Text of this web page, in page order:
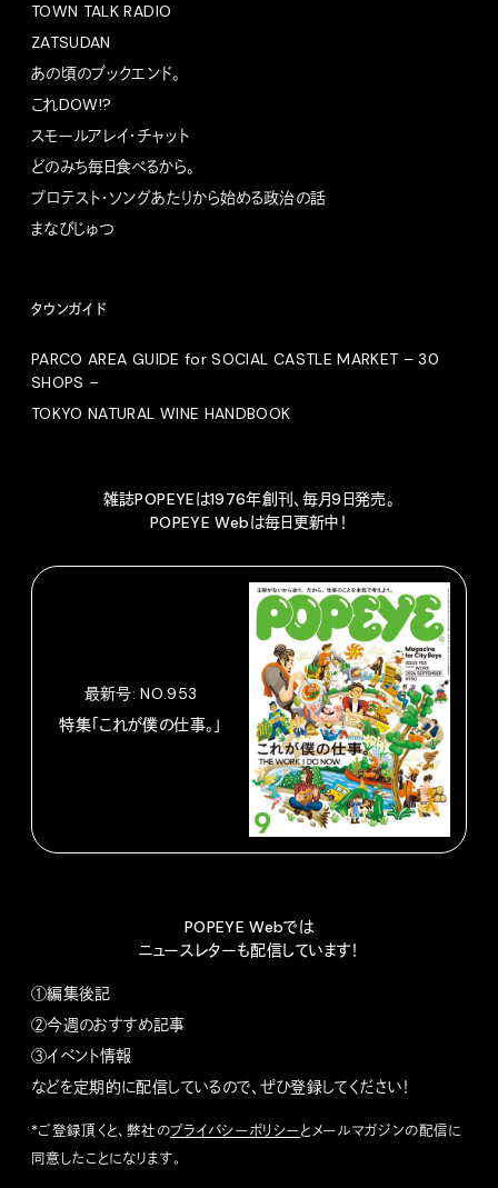
TOWN TALK RADIO
ZATSUDAN
あの頃のブックエンド。
これDOW!?
スモールアレイ・チャット
どのみち毎日食べるから。
プロテスト・ソングあたりから始める政治の話
まなびじゅつ
タウンガイド
PARCO AREA GUIDE for SOCIAL CASTLE MARKET – 30
SHOPS –
TOKYO NATURAL WINE HANDBOOK
雑誌POPEYEは1976年創刊、毎月9日発売。
POPEYE Webは毎日更新中！
最新号: NO.953
特集「これが僕の仕事。」
POPEYE Webでは
ニュースレターも配信しています！
①編集後記
②今週のおすすめ記事
③イベント情報
などを定期的に配信しているので、ぜひ登録してください！
*ご登録頂くと、弊社のプライバシーポリシーとメールマガジンの配信に
同意したことになります。